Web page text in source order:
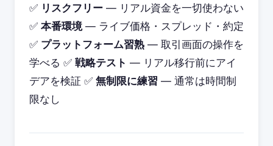
✅ リスクフリー — リアル資金を一切使わない
✅ 本番環境— ライブ価格・スプレッド・約定
✅ プラットフォーム習熟 — 取引画面の操作を
学べる ✅ 戦略テスト — リアル移行前にアイ
デアを検証 ✅ 無制限に練習 — 通常は時間制
限なし